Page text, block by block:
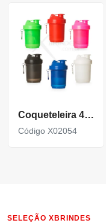
Coqueteleira 400Ml Porta Suplementos
Código X02054
SELEÇÃO XBRINDES